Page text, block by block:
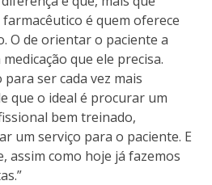
é quem oferece
O de orientar o paciente a
que ele precisa.
ser cada vez mais
que o ideal é procurar um
bem treinado,
um serviço para o paciente. E
assim como hoje já fazemos